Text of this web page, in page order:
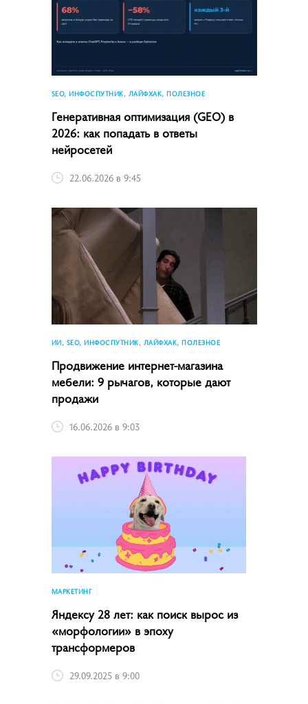
SEO, ИНФОСПУТНИК, ЛАЙФХАК, ПОЛЕЗНОЕ
Генеративная оптимизация (GEO) в
2026: как попадать в ответы
нейросетей
22.06.2026 в 9:45
ИИ, SEO, ИНФОСПУТНИК, ЛАЙФХАК, ПОЛЕЗНОЕ
Продвижение интернет-магазина
мебели: 9 рычагов, которые дают
продажи
16.06.2026 в 9:03
МАРКЕТИНГ
Яндексу 28 лет: как поиск вырос из
«морфологии» в эпоху
трансформеров
29.09.2025 в 9:00